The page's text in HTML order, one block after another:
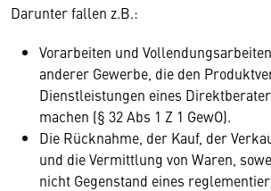
Darunter fallen z.B.:
Vorarbeiten und
anderer Gewerbe, die den
Dienstleistungen eines
machen (§ 32 Abs 1 Z 1 GewO).
Die Rücknahme, der Kauf, der
und die Vermittlung von Waren,
nicht Gegenstand eines